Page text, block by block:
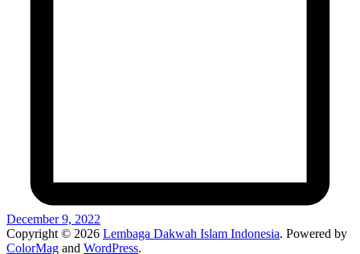
December 9, 2022
Copyright © 2026 Lembaga Dakwah Islam Indonesia. Powered by
ColorMag and WordPress.